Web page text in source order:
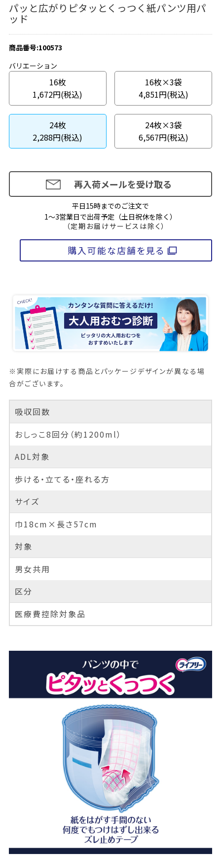
パッと広がりピタッとくっつく紙パンツ用パ
ッド
商品番号:100573
バリエーション
16枚
1,672円(税込)
16枚×3袋
4,851円(税込)
24枚
2,288円(税込)
24枚×3袋
6,567円(税込)
再入荷メールを受け取る
平日15時までのご注文で
1～3営業日で出荷予定（土日祝休を除く）
（定期お届けサービスは除く）
購入可能な店舗を見る
※実際にお届けする商品とパッケージデザインが異なる場
合がございます。
吸収回数
おしっこ8回分（約1200ml）
ADL対象
歩ける・立てる・座れる方
サイズ
巾18cm×長さ57cm
対象
男女共用
区分
医療費控除対象品